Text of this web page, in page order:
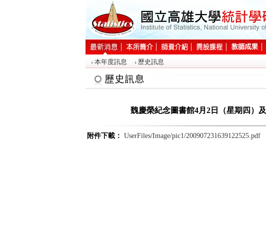
本年度訊息 歷史訊息
魏慶榮紀念圖書館4月2日（星期四）
附件下載： UserFiles/Image/pic1/200907231639122525.pdf